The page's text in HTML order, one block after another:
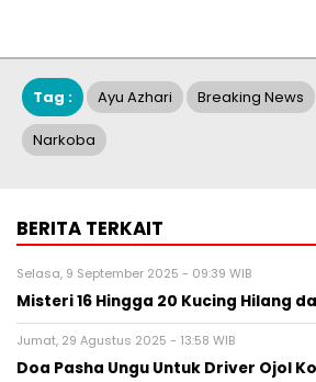
Tag : Ayu Azhari Breaking News
Narkoba
BERITA TERKAIT
Selasa, 9 September 2025 - 09:39 WIB
Misteri 16 Hingga 20 Kucing Hilang
Jumat, 29 Agustus 2025 - 13:58 WIB
Doa Pasha Ungu Untuk Driver Ojol